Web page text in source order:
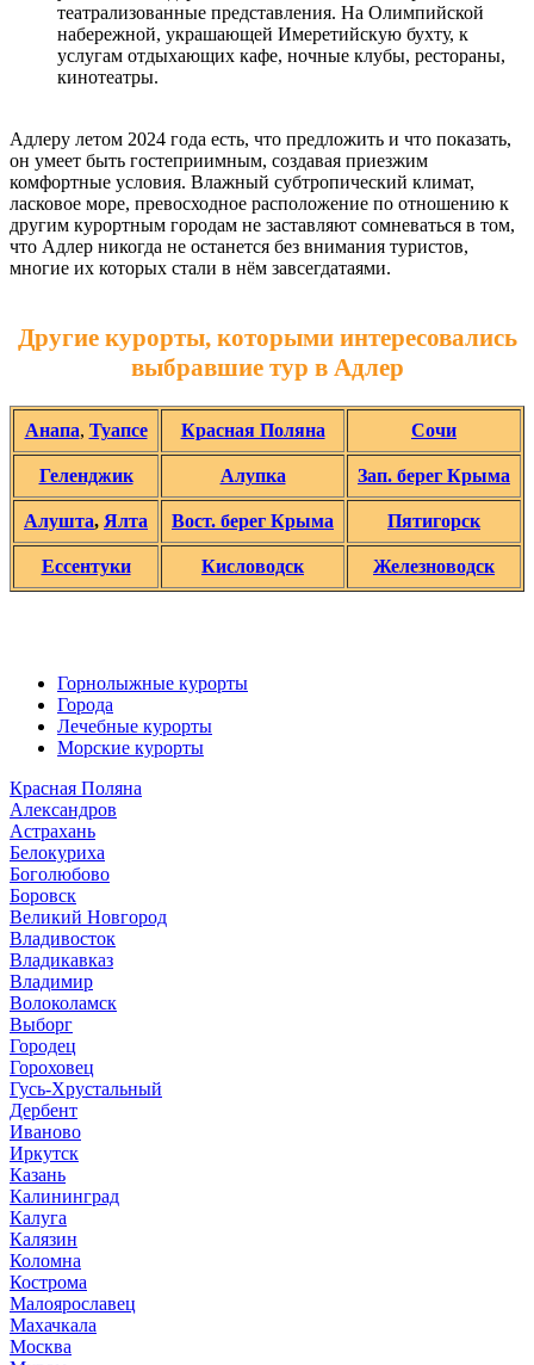
театрализованные представления. На Олимпийской
набережной, украшающей Имеретийскую бухту, к
услугам отдыхающих кафе, ночные клубы, рестораны,
кинотеатры.
Адлеру летом 2024 года есть, что предложить и что показать,
он умеет быть гостеприимным, создавая приезжим
комфортные условия. Влажный субтропический климат,
ласковое море, превосходное расположение по отношению к
другим курортным городам не заставляют сомневаться в том,
что Адлер никогда не останется без внимания туристов,
многие их которых стали в нём завсегдатаями.
Другие курорты, которыми интересовались
выбравшие тур в Адлер
Анапа, Туапсе Красная Поляна Сочи
Геленджик Алупка Зап. берег Крыма
Алушта, Ялта Вост. берег Крыма Пятигорск
Ессентуки Кисловодск Железноводск
Горнолыжные курорты
Города
Лечебные курорты
Морские курорты
Красная Поляна
Александров
Астрахань
Белокуриха
Боголюбово
Боровск
Великий Новгород
Владивосток
Владикавказ
Владимир
Волоколамск
Выборг
Городец
Гороховец
Гусь-Хрустальный
Дербент
Иваново
Иркутск
Казань
Калининград
Калуга
Калязин
Коломна
Кострома
Малоярославец
Махачкала
Москва